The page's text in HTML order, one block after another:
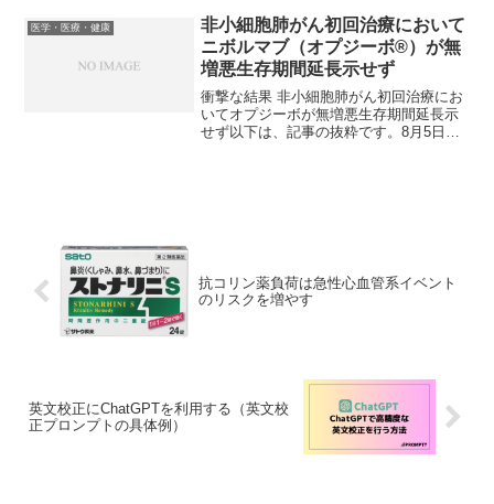
医学・医療・健康
非小細胞肺がん初回治療において
ニボルマブ（オプジーボ®）が無
増悪生存期間延長示せず
衝撃な結果 非小細胞肺がん初回治療にお
いてオプジーボが無増悪生存期間延長示
せず以下は、記事の抜粋です。8月5日、
抗コリン薬負荷は急性心血管系イベント
のリスクを増やす
英文校正にChatGPTを利用する（英文校
正プロンプトの具体例）